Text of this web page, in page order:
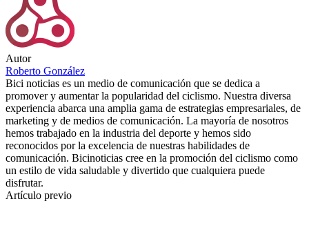
Autor
Roberto González
Bici noticias es un medio de comunicación que se dedica a
promover y aumentar la popularidad del ciclismo. Nuestra diversa
experiencia abarca una amplia gama de estrategias empresariales, de
marketing y de medios de comunicación. La mayoría de nosotros
hemos trabajado en la industria del deporte y hemos sido
reconocidos por la excelencia de nuestras habilidades de
comunicación. Bicinoticias cree en la promoción del ciclismo como
un estilo de vida saludable y divertido que cualquiera puede
disfrutar.
Artículo previo